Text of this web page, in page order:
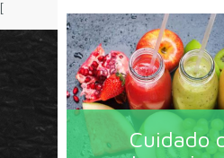
Cuidado
[
Circulo Marketing concentra lo
herramientas y tendencias
y América Latina. La revista